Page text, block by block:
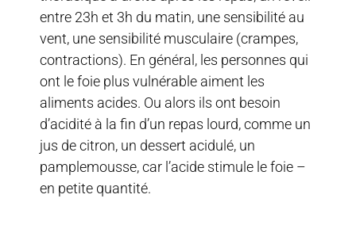
entre 23h et 3h du matin, une sensibilité au
vent, une sensibilité musculaire (crampes,
contractions). En général, les personnes qui
ont le foie plus vulnérable aiment les
aliments acides. Ou alors ils ont besoin
d’acidité à la fin d’un repas lourd, comme un
jus de citron, un dessert acidulé, un
pamplemousse, car l’acide stimule le foie –
en petite quantité.